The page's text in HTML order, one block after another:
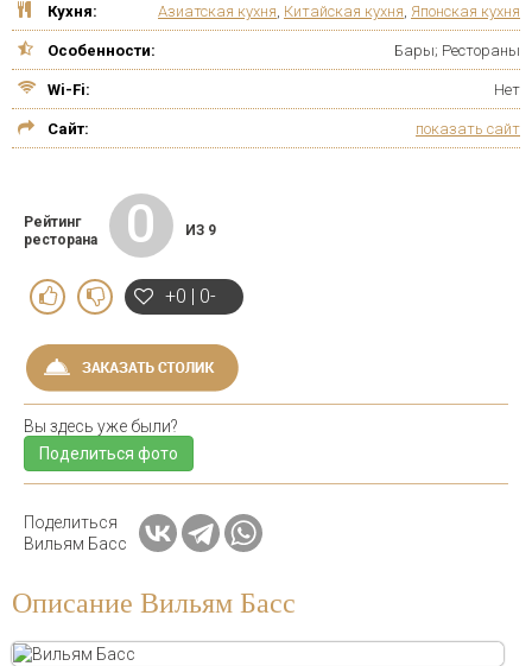
Кухня: Азиатская кухня Китайская кухня Японская кухня
Особенности: Бары; Рестораны
Wi-Fi: Нет
Сайт: показать сайт
Рейтинг
ресторана
0 ИЗ 9
+0 | 0-
Вы здесь уже были?
Поделиться фото
Поделиться
Вильям Басс
Описание Вильям Басс